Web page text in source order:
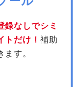
録なしでシミ
トだけ！ 補助
す。